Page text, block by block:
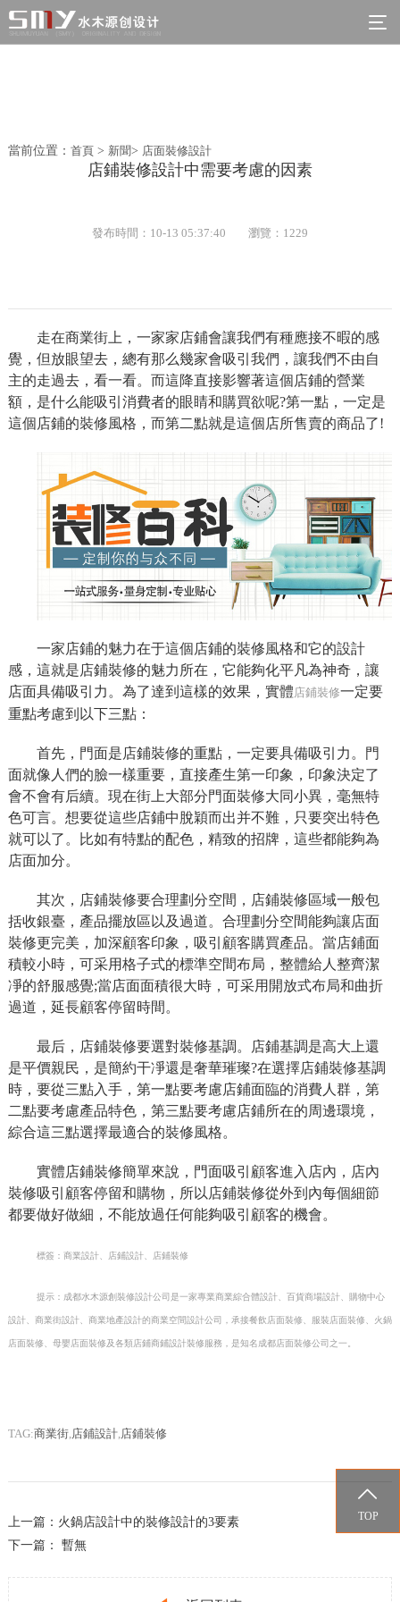
當前位置： 首頁> 新聞> 店面裝修設計
店鋪裝修設計中需要考慮的因素
發布時間：10-13 05:37:40 瀏覽：1229
走在商業街上，一家家店鋪會讓我們有種應接不暇的感
覺，但放眼望去，總有那么幾家會吸引我們，讓我們不由自
主的走過去，看一看。而這降直接影響著這個店鋪的營業
額，是什么能吸引消費者的眼睛和購買欲呢?第一點，一定是
這個店鋪的裝修風格，而第二點就是這個店所售賣的商品了!
一家店鋪的魅力在于這個店鋪的裝修風格和它的設計
感，這就是店鋪裝修的魅力所在，它能夠化平凡為神奇，讓
店面具備吸引力。為了達到這樣的效果，實體 店鋪裝修一定要
重點考慮到以下三點：
首先，門面是店鋪裝修的重點，一定要具備吸引力。門
面就像人們的臉一樣重要，直接產生第一印象，印象決定了
會不會有后續。現在街上大部分門面裝修大同小異，毫無特
色可言。想要從這些店鋪中脫穎而出并不難，只要突出特色
就可以了。比如有特點的配色，精致的招牌，這些都能夠為
店面加分。
其次，店鋪裝修要合理劃分空間，店鋪裝修區域一般包
括收銀臺，產品擺放區以及過道。合理劃分空間能夠讓店面
裝修更完美，加深顧客印象，吸引顧客購買產品。當店鋪面
積較小時，可采用格子式的標準空間布局，整體給人整齊潔
凈的舒服感覺;當店面面積很大時，可采用開放式布局和曲折
過道，延長顧客停留時間。
最后，店鋪裝修要選對裝修基調。店鋪基調是高大上還
是平價親民，是簡約干凈還是奢華璀璨?在選擇店鋪裝修基調
時，要從三點入手，第一點要考慮店鋪面臨的消費人群，第
二點要考慮產品特色，第三點要考慮店鋪所在的周邊環境，
綜合這三點選擇最適合的裝修風格。
實體店鋪裝修簡單來說，門面吸引顧客進入店內，店內
裝修吸引顧客停留和購物，所以店鋪裝修從外到內每個細節
都要做好做細，不能放過任何能夠吸引顧客的機會。
標簽：商業設計、店鋪設計、店鋪裝修
提示：成都水木源創裝修設計公司是一家專業商業綜合體設計、百貨商場設計、購物中心
設計、商業街設計、商業地產設計的商業空間設計公司，承接餐飲店面裝修、服裝店面裝修、火鍋
店面裝修、母嬰店面裝修及各類店鋪商鋪設計裝修服務，是知名成都店面裝修公司之一。
TAG:商業街, 店鋪設計, 店鋪裝修
上一篇： 火鍋店設計中的裝修設計的3要素
下一篇： 暫無

TOP